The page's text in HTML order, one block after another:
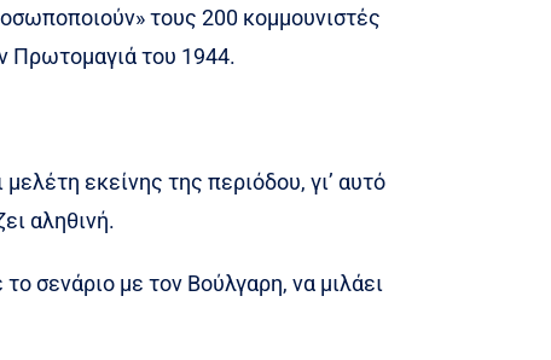
τους 200 κομμουνιστές
Πρωτομαγιά του 1944.
εκείνης της περιόδου, γι’ αυτό
αληθινή.
σενάριο με τον Βούλγαρη, να μιλάει